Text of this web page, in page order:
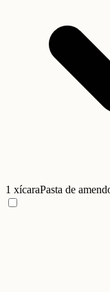
1 xícaraPasta de